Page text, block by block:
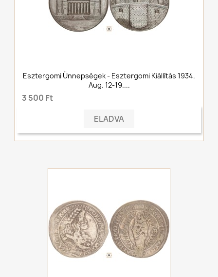
Esztergomi Ünnepségek - Esztergomi Kiállítás 1934.
Aug. 12-19....
3 500 Ft
ELADVA